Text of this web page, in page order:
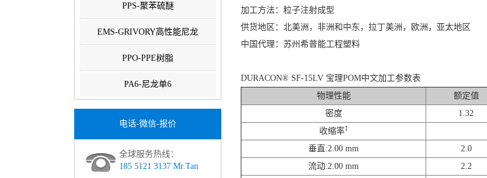
PPS-聚苯硫醚
EMS-GRIVORY高性能尼龙
PPO-PPE树脂
PA6-尼龙单6
电话-微信-报价
全球服务热线：
185 5121 3137 Mr.Tan
加工方法：粒子注射成型
供货地区：北美洲，非洲和中东，拉丁美洲，欧洲，亚太地区
中国代理：苏州希普能工程塑料
DURACON® SF-15LV 宝理POM中文加工参数表
物理性能
额定值
密度
1.32
收缩率1
垂直:2.00 mm 2.0
流动:2.00 mm
2.2